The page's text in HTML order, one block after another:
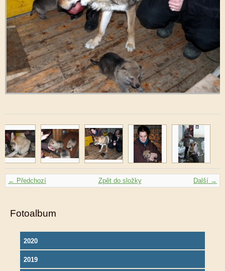
← Předchozí Další →
Zpět do složky
Fotoalbum
2020
2019